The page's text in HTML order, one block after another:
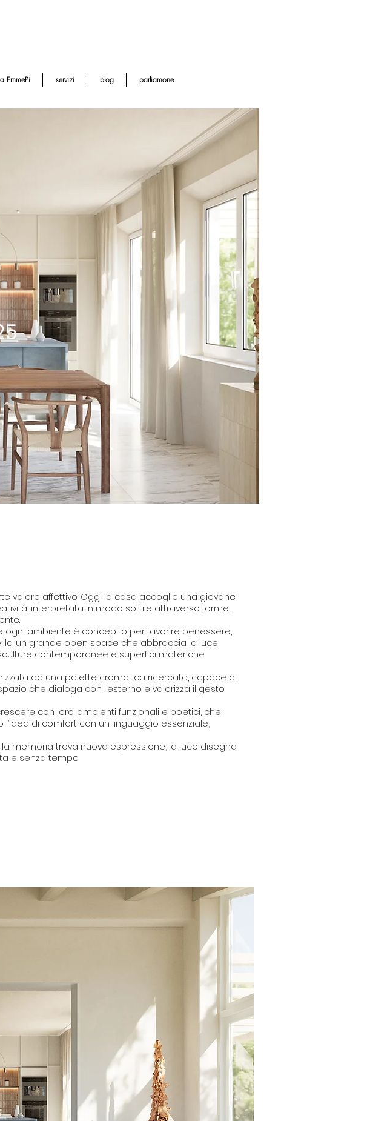
EmmePi servizi blog parliamone
valore affettivo. Oggi la casa accoglie una giovane
interpretata in modo sottile attraverso forme,
ogni ambiente è concepito per favorire benessere,
un grande open space che abbraccia la luce
contemporanee e superfici materiche
da una palette cromatica ricercata, capace di
che dialoga con l’esterno e valorizza il gesto
con loro: ambienti funzionali e poetici, che
di comfort con un linguaggio essenziale,
memoria trova nuova espressione, la luce disegna
e senza tempo.